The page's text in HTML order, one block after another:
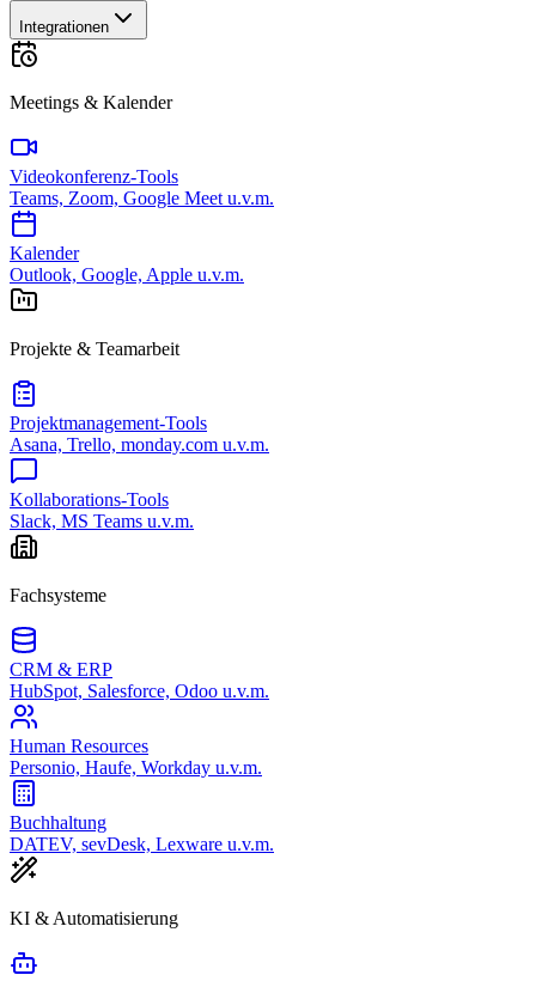
Integrationen
Meetings & Kalender
Videokonferenz-Tools
Teams, Zoom, Google Meet u.v.m.
Kalender
Outlook, Google, Apple u.v.m.
Projekte & Teamarbeit
Projektmanagement-Tools
Asana, Trello, monday.com u.v.m.
Kollaborations-Tools
Slack, MS Teams u.v.m.
Fachsysteme
CRM & ERP
HubSpot, Salesforce, Odoo u.v.m.
Human Resources
Personio, Haufe, Workday u.v.m.
Buchhaltung
DATEV, sevDesk, Lexware u.v.m.
KI & Automatisierung